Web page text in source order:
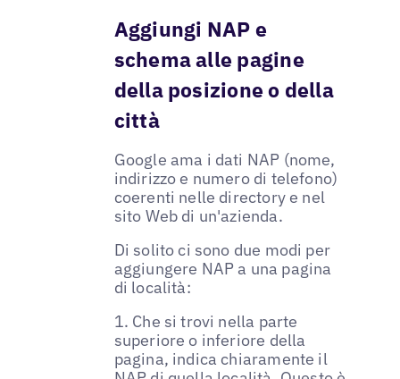
Aggiungi NAP e
schema alle pagine
della posizione o della
città
Google ama i dati NAP (nome,
indirizzo e numero di telefono)
coerenti nelle directory e nel
sito Web di un'azienda.
Di solito ci sono due modi per
aggiungere NAP a una pagina
di località:
1. Che si trovi nella parte
superiore o inferiore della
pagina, indica chiaramente il